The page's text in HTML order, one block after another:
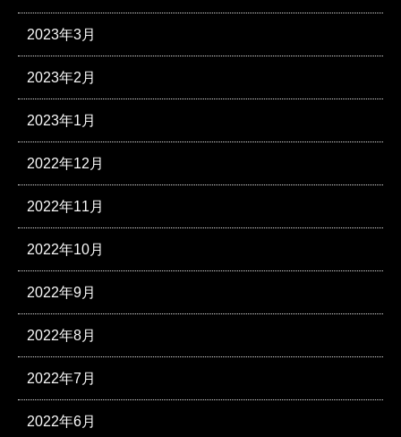
2023年3月
2023年2月
2023年1月
2022年12月
2022年11月
2022年10月
2022年9月
2022年8月
2022年7月
2022年6月